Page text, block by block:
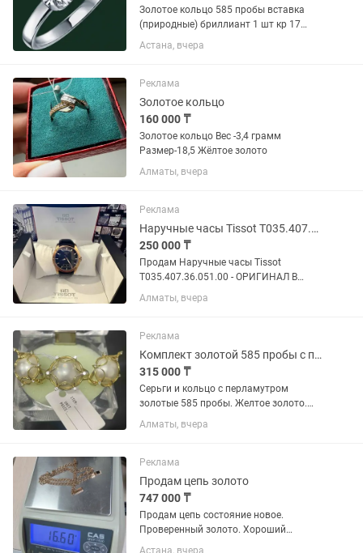
Золотое кольцо 585 пробы вставка
(природные) бриллиант 1 шт кр 17
огранка, 4/6 A 0.023ct. Размер изделия
15.5 вес изделия 0.73 грамм. Белое
Сертификат качества имеется,...
Астана, вчера
Реклама
Золотое кольцо
160 000 ₸
Золотое кольцо Вес -3,4 грамм
Размер-18,5 Жёлтое золото
Алматы, вчера
Реклама
Наручные часы Tissot T035.407.36.051.00
250 000 ₸
Продам Наручные часы Tissot
T035.407.36.051.00 - ОРИГИНАЛ В
отличном состоянии. Полная
комплектация. Коробка. Описание: •
автоподзаводом ETA Powermatic 80,
калибр C07.121, с...
Алматы, вчера
Реклама
Комплект золотой 585 пробы с перламутром. Желтое золото.
315 000 ₸
Серьги и кольцо с перламутром
золотые 585 пробы. Желтое золото.
Вес 8.3 грамма. Размер кольца 18.
Производитель Россия. Новый с
грамм.
Алматы, вчера
Реклама
Продам цепь золото
747 000 ₸
Продам цепь состояние новое.
Проверенный золото. Хороший
вложение. 16,60 грамм литое.
Астана, вчера